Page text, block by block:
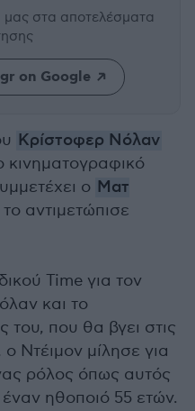
μας στα αποτελέσματα
on Google
Κρίστοφερ Νόλαν
κινηματογραφικό
ο Ματ
αντιμετώπισε
Time για τον
και το
του, που θα βγει στις
ο Ντέιμον μίλησε για
ρόλος όπως αυτός
ηθοποιό 55 ετών.